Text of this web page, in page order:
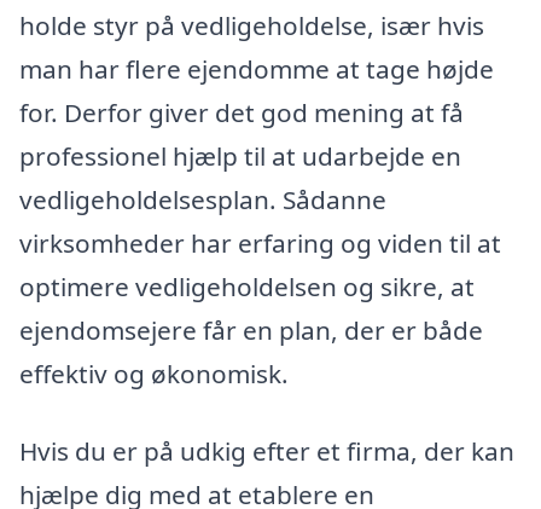
holde styr på vedligeholdelse, især hvis
man har flere ejendomme at tage højde
for. Derfor giver det god mening at få
professionel hjælp til at udarbejde en
vedligeholdelsesplan. Sådanne
virksomheder har erfaring og viden til at
optimere vedligeholdelsen og sikre, at
ejendomsejere får en plan, der er både
effektiv og økonomisk.
Hvis du er på udkig efter et firma, der kan
hjælpe dig med at etablere en